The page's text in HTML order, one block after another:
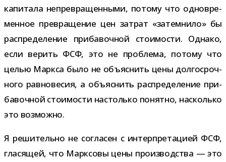
капи­тала непре­вра­щен­ными, потому что одно­вре­
мен­ное пре­вра­ще­ние цен затрат «затем­нило» бы
рас­пре­де­ле­ние при­ба­воч­ной сто­и­мо­сти. Однако,
если верить ФСФ, это не про­блема, потому что
целью Маркса было не объ­яс­нить цены дол­го­сроч­
ного рав­но­ве­сия, а объ­яс­нить рас­пре­де­ле­ние при­
ба­воч­ной сто­и­мо­сти настолько понятно, насколько
это возможно.
Я реши­тельно не согла­сен с интер­пре­та­цией ФСФ,
гла­ся­щей, что Марксовы цены про­из­вод­ства — это